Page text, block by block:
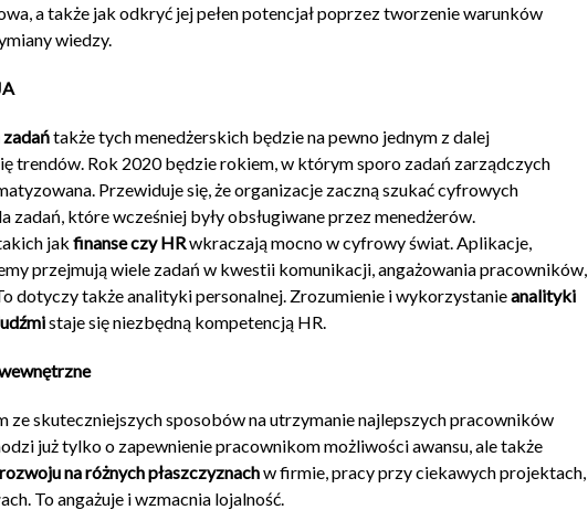
a także jak odkryć jej pełen potencjał poprzez tworzenie warunków
wiedzy.
także tych menedżerskich będzie na pewno jednym z dalej
trendów. Rok 2020 będzie rokiem, w którym sporo zadań zarządczych
Przewiduje się, że organizacje zaczną szukać cyfrowych
zadań, które wcześniej były obsługiwane przez menedżerów.
jakfinanse czy HRwkraczają mocno w cyfrowy świat. Aplikacje,
przejmują wiele zadań w kwestii komunikacji, angażowania pracowników,
dotyczy także analityki personalnej. Zrozumienie i wykorzystanieanalityki
staje się niezbędną kompetencją HR.
ze skuteczniejszych sposobów na utrzymanie najlepszych pracowników
już tylko o zapewnienie pracownikom możliwości awansu, ale także
rozwoju na różnych płaszczyznachw firmie, pracy przy ciekawych projektach,
To angażuje i wzmacnia lojalność.